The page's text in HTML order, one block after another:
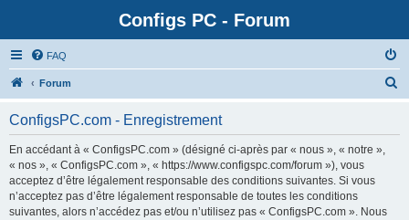
Configs PC - Forum
FAQ
Forum
ConfigsPC.com - Enregistrement
En accédant à « ConfigsPC.com » (désigné ci-après par « nous », « notre »,
« nos », « ConfigsPC.com », « https://www.configspc.com/forum »), vous
acceptez d’être légalement responsable des conditions suivantes. Si vous
n’acceptez pas d’être légalement responsable de toutes les conditions
suivantes, alors n’accédez pas et/ou n’utilisez pas « ConfigsPC.com ». Nous